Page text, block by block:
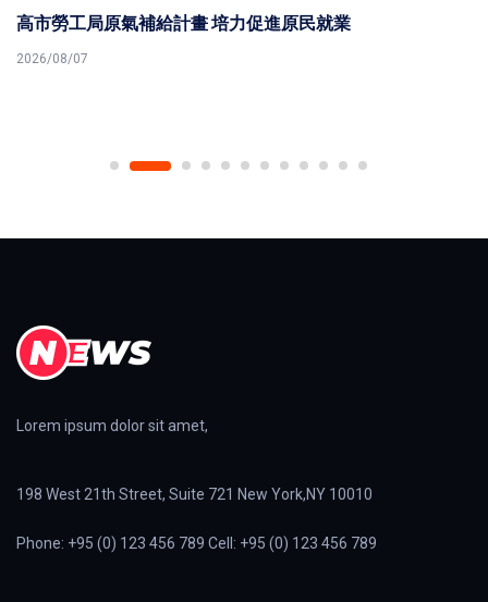
高市鎮港園社大攜手高市圖草衙分館打造32號生活
Lorem ipsum dolor sit amet,
198 West 21th Street, Suite 721 New York,NY 10010
Phone: +95 (0) 123 456 789 Cell: +95 (0) 123 456 789